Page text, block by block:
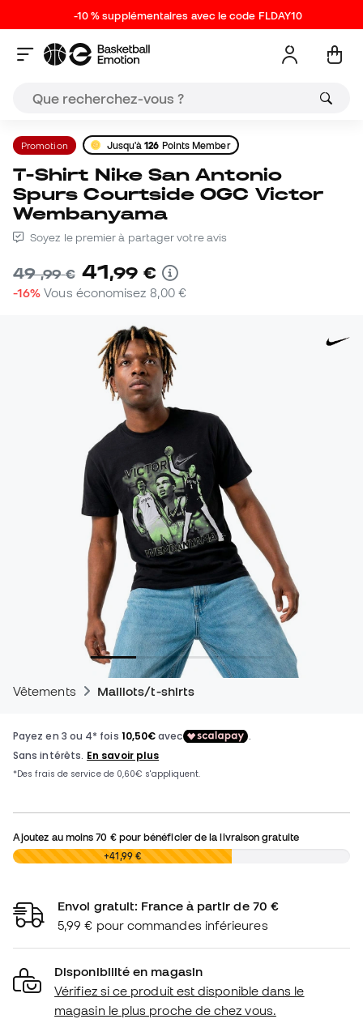
-10 % supplémentaires avec le code FLDAY10
Promotion Jusqu'à126 Points Member
T-Shirt Nike San Antonio
Spurs Courtside OGC Victor
Wembanyama
Soyez le premier à partager votre avis
49,99 € 41,99 €
-16% Vous économisez 8,00 €
Vêtements Maillots/t-shirts
Ajoutez au moins70 €pour bénéficier de la livraison gratuite
0,00 € +41,99 €
Envoi gratuit: France à partir de 70 €
5,99 € pour commandes inférieures
Disponibilité en magasin
Vérifiez si ce produit est disponible dans le
magasin le plus proche de chez vous.